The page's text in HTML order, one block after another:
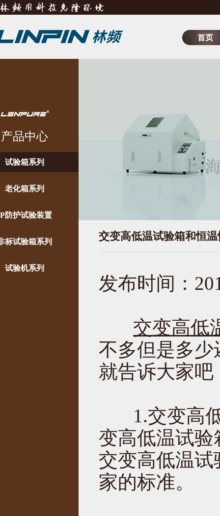
首页
产品中心
试验箱系列
老化箱系列
防护试验装置
标试验箱系列
试验机系列
交变高低温试验箱和恒
发布时间：
交变高低
不多但是多
就告诉大家吧
1.交变高低
变高低温试
交变高低温
家的标准。